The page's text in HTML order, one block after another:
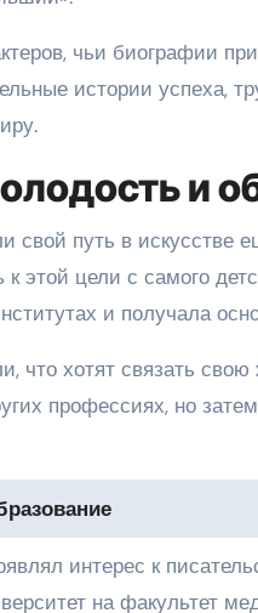
чьи биографии
истории успеха,
и
свой путь в
этой цели с самого
и получала
что хотят связать
профессиях, но
интерес к
на факультет